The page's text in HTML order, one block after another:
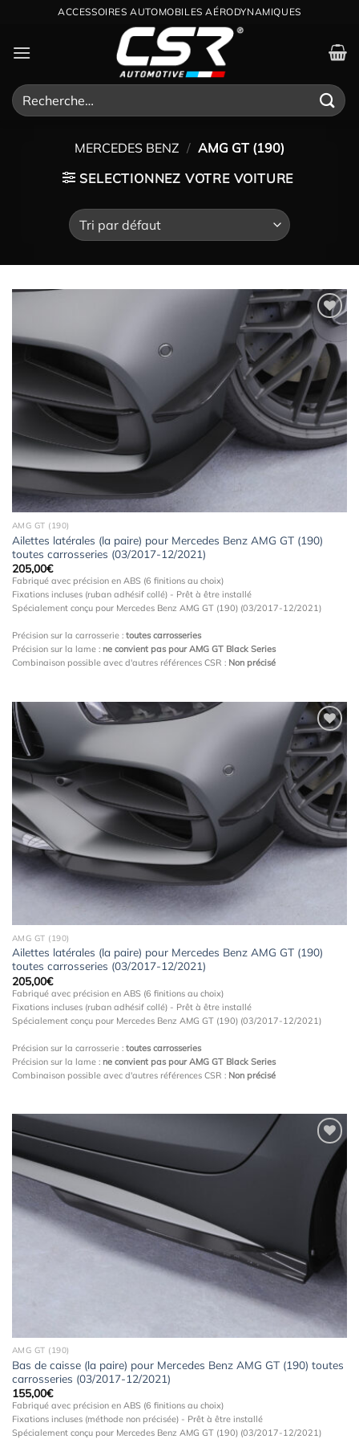
contenu
Recherche
pour :
MERCEDES BENZ / AMG GT (190)
SELECTIONNEZ VOTRE VOITURE
Ajouter
à la
wishlist
AMG GT (190)
Ailettes latérales (la paire) pour Mercedes Benz AMG GT (190)
toutes carrosseries (03/2017-12/2021)
205,00€
Fabriqué avec précision en ABS (6 finitions au choix)
Fixations incluses (ruban adhésif collé) - Prêt à être installé
Spécialement conçu pour Mercedes Benz AMG GT (190) (03/2017-12/2021)
Précision sur la carrosserie : toutes carrosseries
Précision sur la lame : ne convient pas pour AMG GT Black Series
Combinaison possible avec d'autres références CSR : Non précisé
Ajouter
à la
wishlist
AMG GT (190)
Ailettes latérales (la paire) pour Mercedes Benz AMG GT (190)
toutes carrosseries (03/2017-12/2021)
205,00€
Fabriqué avec précision en ABS (6 finitions au choix)
Fixations incluses (ruban adhésif collé) - Prêt à être installé
Spécialement conçu pour Mercedes Benz AMG GT (190) (03/2017-12/2021)
Précision sur la carrosserie : toutes carrosseries
Précision sur la lame : ne convient pas pour AMG GT Black Series
Combinaison possible avec d'autres références CSR : Non précisé
Ajouter
à la
wishlist
AMG GT (190)
Bas de caisse (la paire) pour Mercedes Benz AMG GT (190) toutes
carrosseries (03/2017-12/2021)
155,00€
Fabriqué avec précision en ABS (6 finitions au choix)
Fixations incluses (méthode non précisée) - Prêt à être installé
Spécialement conçu pour Mercedes Benz AMG GT (190) (03/2017-12/2021)